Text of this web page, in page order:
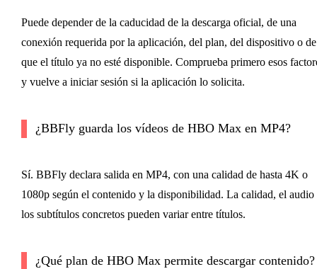
Puede depender de la caducidad de la descarga oficial, de una
conexión requerida por la aplicación, del plan, del dispositivo o de
que el título ya no esté disponible. Comprueba primero esos
y vuelve a iniciar sesión si la aplicación lo solicita.
¿BBFly guarda los vídeos de HBO Max en MP4?
Sí. BBFly declara salida en MP4, con una calidad de hasta 4K o
1080p según el contenido y la disponibilidad. La calidad, el audio
los subtítulos concretos pueden variar entre títulos.
¿Qué plan de HBO Max permite descargar contenido?